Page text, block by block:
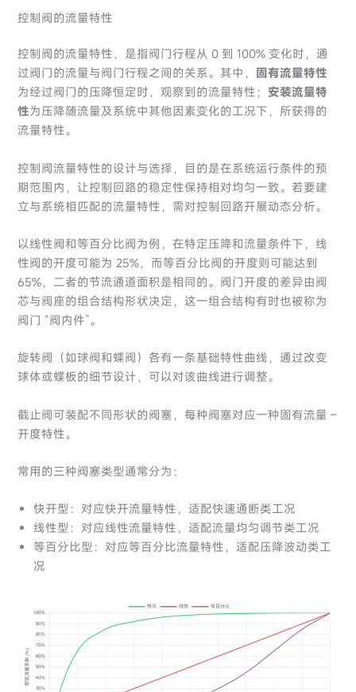
控制阀的流量特性
控制阀的流量特性，是指阀门行程从 0 到 100% 变化时，通
过阀门的流量与阀门行程之间的关系。其中，
固有流量特性
为经过阀门的压降恒定时，观察到的流量特性； 安装流量特
性为压降随流量及系统中其他因素变化的工况下，所获得的
流量特性。
控制阀流量特性的设计与选择，目的是在系统运行条件的预
期范围内，让控制回路的稳定性保持相对均匀一致。若要建
立与系统相匹配的流量特性，需对控制回路开展动态分析。
以线性阀和等百分比阀为例，在特定压降和流量条件下，线
性阀的开度可能为 25%，而等百分比阀的开度则可能达到
65%，二者的节流通道面积是相同的。阀门开度的差异由阀
芯与阀座的组合结构形状决定，这一组合结构有时也被称为
阀门 “阀内件”。
旋转阀（如球阀和蝶阀）各有一条基础特性曲线，通过改变
球体或蝶板的细节设计，可以对该曲线进行调整。
截止阀可装配不同形状的阀塞，每种阀塞对应一种固有流量 –
开度特性。
常用的三种阀塞类型通常分为：
快开型：对应快开流量特性，适配快速通断类工况
线性型：对应线性流量特性，适配流量均匀调节类工况
等百分比型：对应等百分比流量特性，适配压降波动类工
况